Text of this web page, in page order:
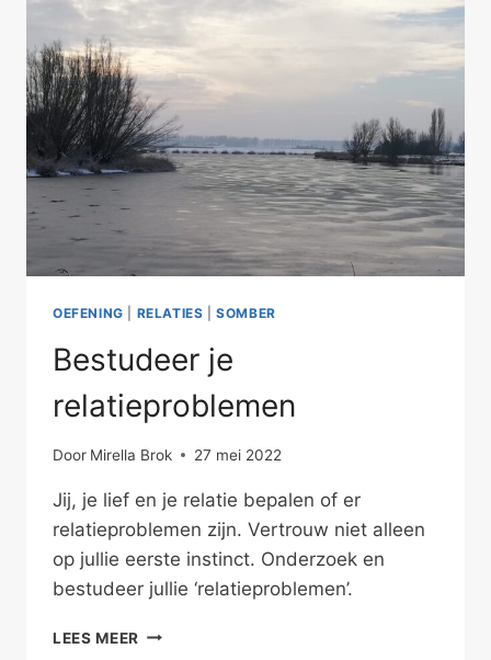
OEFENING RELATIES |SOMBER
Bestudeer je
relatieproblemen
Door Mirella Brok 27 mei 2022
Jij, je lief en je relatie bepalen of er
relatieproblemen zijn. Vertrouw niet alleen
op jullie eerste instinct. Onderzoek en
bestudeer jullie ‘relatieproblemen’.
LEES MEER BESTUDEER